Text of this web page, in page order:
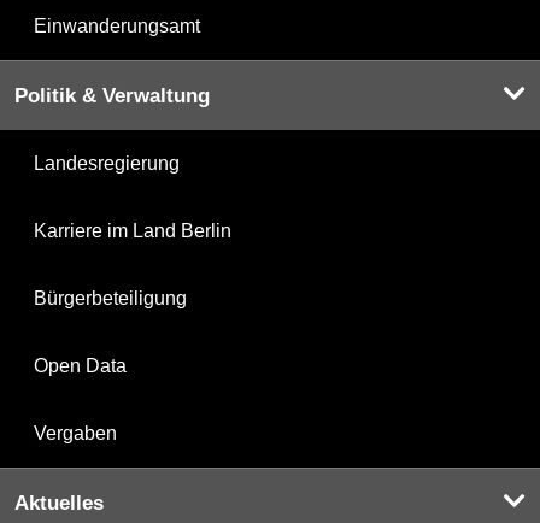
Einwanderungsamt
Politik & Verwaltung
Landesregierung
Karriere im Land Berlin
Bürgerbeteiligung
Open Data
Vergaben
Aktuelles